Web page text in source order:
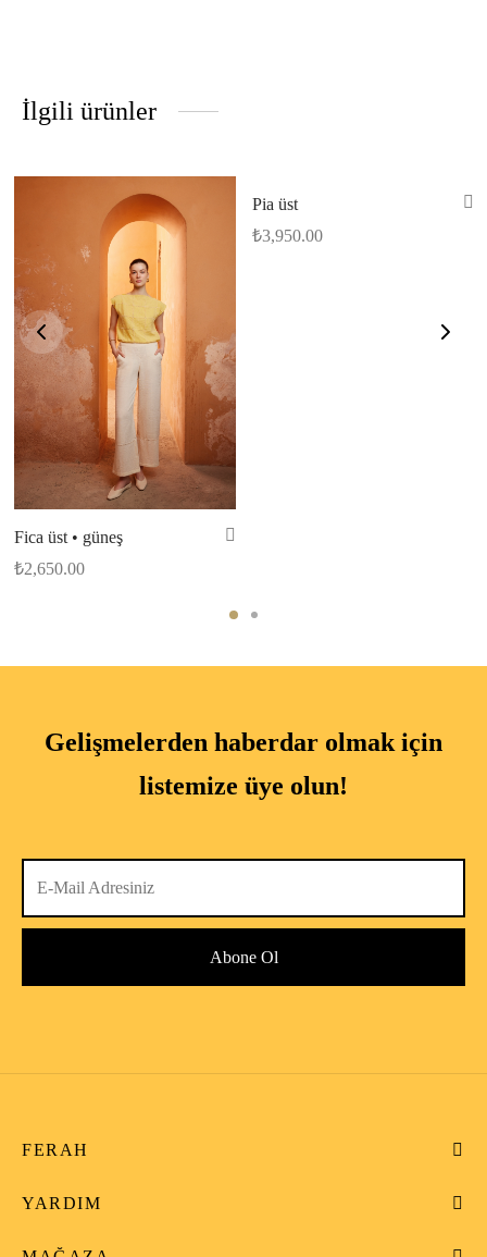
İlgili ürünler
Fica üst • güneş
₺2,650.00
Pia üst
₺3,950.00
Gelişmelerden haberdar olmak için
listemize üye olun!
FERAH
YARDIM